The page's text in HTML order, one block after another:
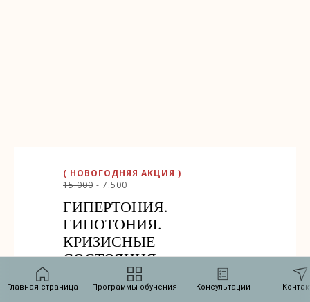
Главная страница Программы обучения Консультации
( НОВОГОДНЯЯ АКЦИЯ )
15.000 - 7.500
ГИПЕРТОНИЯ.
ГИПОТОНИЯ.
КРИЗИСНЫЕ
СОСТОЯНИЯ
МИГРЕНЬ